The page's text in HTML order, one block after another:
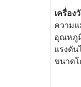
เครื่อ
ความ
อุณหภู
แรงดัน
ขนาดโ